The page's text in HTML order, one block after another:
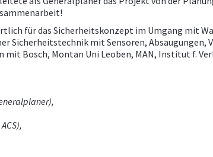
für das Sicherheitskonzept im Umgang mit
Sicherheitstechnik mit Sensoren,
Bosch, Montan Uni Leoben, MAN, Institut f.